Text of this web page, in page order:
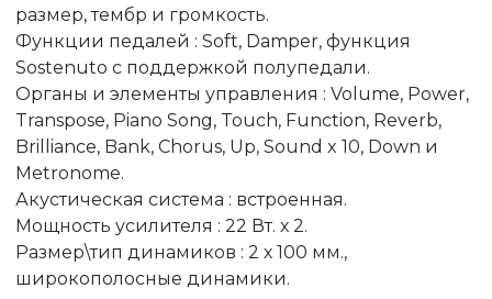
размер, тембр и громкость.
Функции педалей : Soft, Damper, функция
Sostenuto с поддержкой полупедали.
Органы и элементы управления : Volume, Power,
Transpose, Piano Song, Touch, Function, Reverb,
Brilliance, Bank, Chorus, Up, Sound x 10, Down и
Metronome.
Акустическая система : встроенная.
Мощность усилителя : 22 Вт. х 2.
Размер\тип динамиков : 2 х 100 мм.,
широкополосные динамики.